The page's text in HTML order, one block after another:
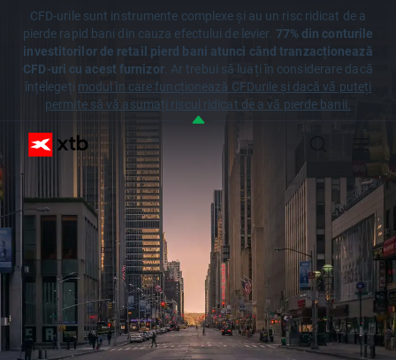
CFD-urile sunt instrumente complexe și au un risc ridicat de a
pierde rapid bani din cauza efectului de levier. 77% din conturile
investitorilor de retail pierd bani atunci când tranzacționează
CFD-uri cu acest furnizor. Ar trebui să luați în considerare dacă
înțelegeți modul în care funcționează CFDurile și dacă vă puteți
permite să vă asumați riscul ridicat de a vă pierde banii.